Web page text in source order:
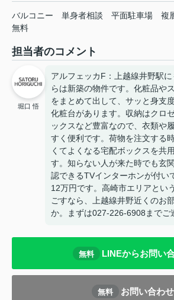
バルコニー 単身者相談 平面駐車場 複
無料
担当者のコメント
堀口 悟
アルフェッカF：上越線井野駅
らは新築の物件です。化粧品や
をまとめて出して、サッと身支
化粧台があります。収納はクロ
ックスなど豊富なので、衣類や
すく便利です。荷物を注文する
くてよくなる宅配ボックスを共
す。知らない人が来た時でも玄
認できるTVインターホンが付い
12万円です。高崎市エリアとい
ごすなら、上越線井野近くのお
か。まずは027-226-6908までご
無料 LINEからお問い
無料 お問い合わせ